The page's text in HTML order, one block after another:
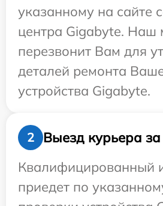
указанному на сайте
центра Gigabyte. Наш
перезвонит Вам для
деталей ремонта
устройства Gigabyte.
2
Выезд курьера
Квалифицированный
приедет по